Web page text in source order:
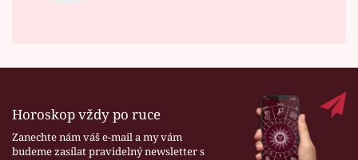
Horoskop vždy po ruce
Zanechte nám váš e-mail a my vám
budeme zasílat pravidelný newsletter s